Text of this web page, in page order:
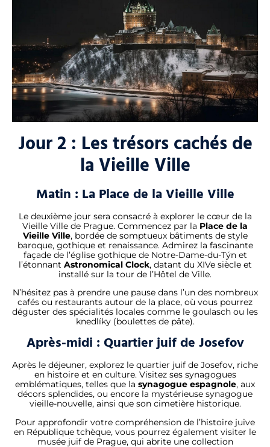
Jour 2 : Les trésors cachés de
la Vieille Ville
Matin : La Place de la Vieille Ville
Le deuxième jour sera consacré à explorer le cœur de la
Vieille Ville de Prague. Commencez par la Place de la
Vieille Ville, bordée de somptueux bâtiments de style
baroque, gothique et renaissance. Admirez la fascinante
façade de l’église gothique de Notre-Dame-du-Týn et
l’étonnant Astronomical Clock, datant du XIVe siècle et
installé sur la tour de l’Hôtel de Ville.
N’hésitez pas à prendre une pause dans l’un des nombreux
cafés ou restaurants autour de la place, où vous pourrez
déguster des spécialités locales comme le goulasch ou les
knedlíky (boulettes de pâte).
Après-midi : Quartier juif de Josefov
Après le déjeuner, explorez le quartier juif de Josefov, riche
en histoire et en culture. Visitez ses synagogues
emblématiques, telles que la synagogue espagnole, aux
décors splendides, ou encore la mystérieuse synagogue
vieille-nouvelle, ainsi que son cimetière historique.
Pour approfondir votre compréhension de l’histoire juive
en République tchèque, vous pourrez également visiter le
musée juif de Prague, qui abrite une collection